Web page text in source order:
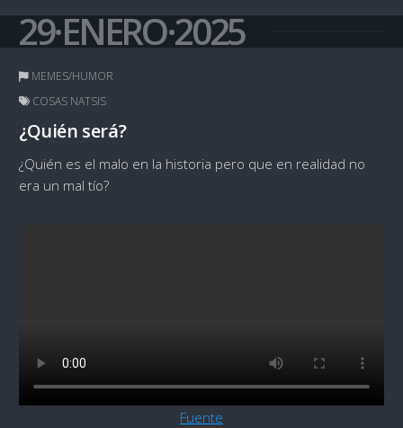
29·ENERO·2025
MEMES/HUMOR
COSAS NATSIS
¿Quién será?
¿Quién es el malo en la historia pero que en realidad no
era un mal tío?
Fuente